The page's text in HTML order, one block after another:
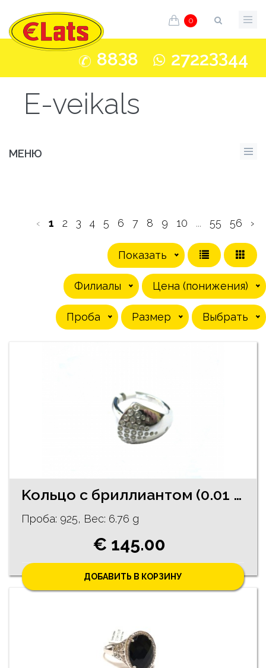
0
8838 27223344
E-veikals
МЕНЮ
‹ 1 2 3 4 5 6 7 8 9 10 ... 55 56 ›
Показать
Цена (понижения)
Филиалы
Выбрать
Pазмер
Проба
Koльцо с бриллиантом (0.01 ct.) 120/5755
Проба: 925, Bес: 6.76 g
€ 145.00
ДОБАВИТЬ В КОРЗИНУ